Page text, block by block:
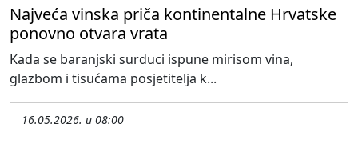
Najveća vinska priča kontinentalne Hrvatske
ponovno otvara vrata
Kada se baranjski surduci ispune mirisom vina,
glazbom i tisućama posjetitelja k...
16.05.2026. u 08:00